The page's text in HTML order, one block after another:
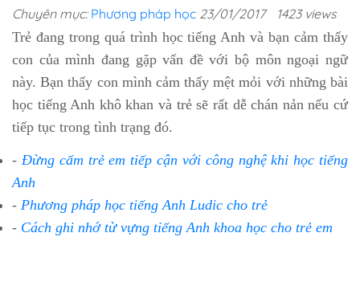
Chuyên mục: Phương pháp học 23/01/2017
1423 views
Trẻ đang trong quá trình học tiếng Anh và bạn cảm thấy
con của mình đang gặp vấn đề với bộ môn ngoại ngữ
này. Bạn thấy con mình cảm thấy mệt mỏi với những bài
học tiếng Anh khô khan và trẻ sẽ rất dễ chán nản nếu cứ
tiếp tục trong tình trạng đó.
- Đừng cấm trẻ em tiếp cận với công nghệ khi học tiếng
Anh
- Phương pháp học tiếng Anh Ludic cho trẻ
- Cách ghi nhớ từ vựng tiếng Anh khoa học cho trẻ em